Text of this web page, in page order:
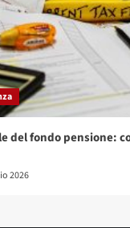
del fondo pensione:
2026